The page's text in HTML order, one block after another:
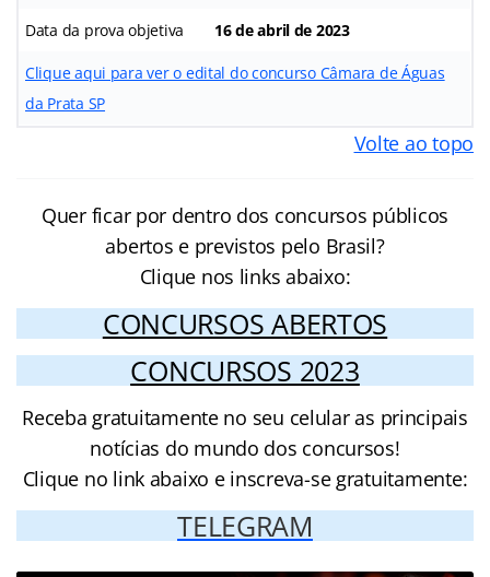
Data da prova objetiva 16 de abril de 2023
Clique aqui para ver o edital do concurso Câmara de Águas
da Prata SP
Volte ao topo
Quer ficar por dentro dos concursos públicos
abertos e previstos pelo Brasil?
Clique nos links abaixo:
CONCURSOS ABERTOS
CONCURSOS 2023
Receba gratuitamente no seu celular as principais
notícias do mundo dos concursos!
Clique no link abaixo e inscreva-se gratuitamente:
TELEGRAM